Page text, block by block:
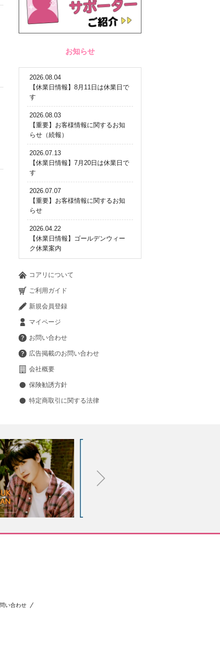
お知らせ
2026.08.04
【休業日情報】8月11日は休業日で
す
2026.08.03
【重要】お客様情報に関するお知
らせ（続報）
2026.07.13
【休業日情報】7月20日は休業日で
す
2026.07.07
【重要】お客様情報に関するお知
らせ
2026.04.22
【休業日情報】ゴールデンウィー
ク休業案内
コアリについて
ご利用ガイド
新規会員登録
マイページ
お問い合わせ
広告掲載のお問い合わせ
会社概要
保険勧誘方針
特定商取引に関する法律
い合わせ